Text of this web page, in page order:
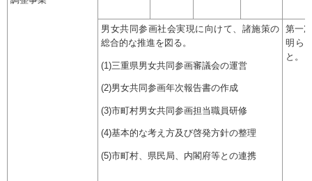
男女共同参画社会実現に向けて、諸施策の
総合的な推進を図る。
(1)三重県男女共同参画審議会の運営
(2)男女共同参画年次報告書の作成
(3)市町村男女共同参画担当職員研修
(4)基本的な考え方及び啓発方針の整理
(5)市町村、県民局、内閣府等との連携
第一
明ら
と。